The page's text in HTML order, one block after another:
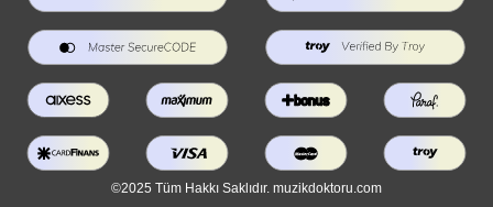
©2025 Tüm Hakkı Saklıdır. muzikdoktoru.com